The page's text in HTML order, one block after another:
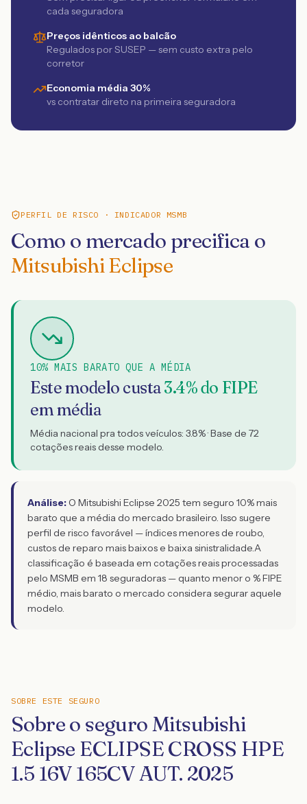
cada seguradora
Preços idênticos ao balcão
Regulados por SUSEP — sem custo extra pelo
corretor
Economia média 30%
vs contratar direto na primeira seguradora
PERFIL DE RISCO · INDICADOR MSMB
Como o mercado precifica o
Mitsubishi Eclipse
10% MAIS BARATO QUE A MÉDIA
Este modelo custa3.4% do FIPE
em média
Média nacional pra todos veículos: 3.8% · Base de 72
cotações reais desse modelo.
Análise: O Mitsubishi Eclipse 2025 tem seguro 10% mais
barato que a média do mercado brasileiro. Isso sugere
perfil de risco favorável — índices menores de roubo,
custos de reparo mais baixos e baixa sinistralidade.A
classificação é baseada em cotações reais processadas
pelo MSMB em 18 seguradoras — quanto menor o % FIPE
médio, mais barato o mercado considera segurar aquele
modelo.
SOBRE ESTE SEGURO
Sobre o seguro Mitsubishi
Eclipse ECLIPSE CROSS HPE
1.5 16V 165CV AUT. 2025